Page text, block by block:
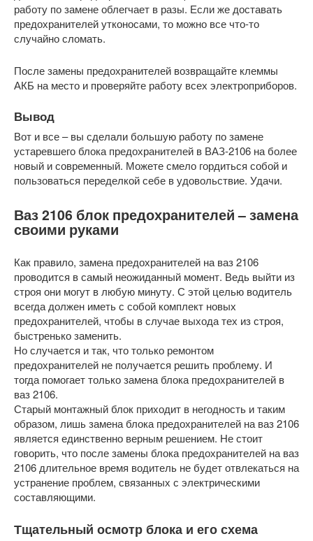
работу по замене облегчает в разы. Если же доставать
предохранителей утконосами, то можно все что-то
случайно сломать.
После замены предохранителей возвращайте клеммы
АКБ на место и проверяйте работу всех электроприборов.
Вывод
Вот и все – вы сделали большую работу по замене
устаревшего блока предохранителей в ВАЗ-2106 на более
новый и современный. Можете смело гордиться собой и
пользоваться переделкой себе в удовольствие. Удачи.
Ваз 2106 блок предохранителей – замена
своими руками
Как правило, замена предохранителей на ваз 2106
проводится в самый неожиданный момент. Ведь выйти из
строя они могут в любую минуту. С этой целью водитель
всегда должен иметь с собой комплект новых
предохранителей, чтобы в случае выхода тех из строя,
быстренько заменить.
Но случается и так, что только ремонтом
предохранителей не получается решить проблему. И
тогда помогает только замена блока предохранителей в
ваз 2106.
Старый монтажный блок приходит в негодность и таким
образом, лишь замена блока предохранителей на ваз 2106
является единственно верным решением. Не стоит
говорить, что после замены блока предохранителей на ваз
2106 длительное время водитель не будет отвлекаться на
устранение проблем, связанных с электрическими
составляющими.
Тщательный осмотр блока и его схема